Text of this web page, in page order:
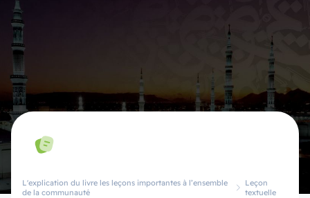
L'explication du livre les leçons importantes à l’ensemble
de la communauté
Leçon
textuelle